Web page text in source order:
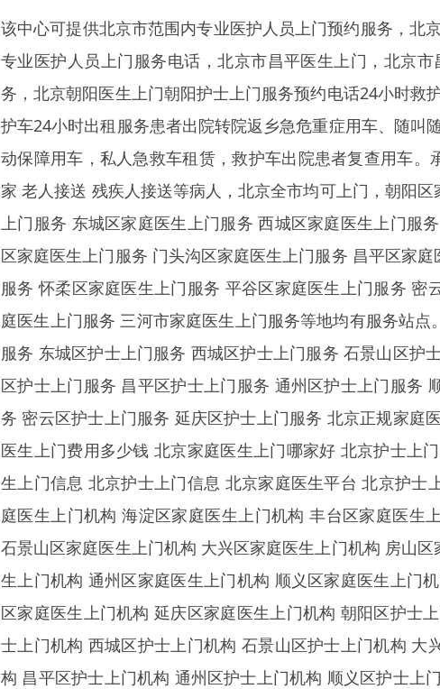
该中心可提供北京市范围内专业医护人员上门预约服务，北
专业医护人员上门服务电话，北京市昌平医生上门，北京
务，北京朝阳医生上门朝阳护士上门服务预约电话24小时
护车24小时出租服务患者出院转院返乡急危重症用车、随
动保障用车，私人急救车租赁，救护车出院患者复查用车
家 老人接送 残疾人接送等病人，北京全市均可上门，朝阳
上门服务 东城区家庭医生上门服务 西城区家庭医生上门服
区家庭医生上门服务 门头沟区家庭医生上门服务 昌平区家
服务 怀柔区家庭医生上门服务 平谷区家庭医生上门服务
庭医生上门服务 三河市家庭医生上门服务等地均有服务站
服务 东城区护士上门服务 西城区护士上门服务 石景山区
区护士上门服务 昌平区护士上门服务 通州区护士上门服务
务 密云区护士上门服务 延庆区护士上门服务 北京正规家庭
医生上门费用多少钱 北京家庭医生上门哪家好 北京护士上
生上门信息 北京护士上门信息 北京家庭医生平台 北京护
庭医生上门机构 海淀区家庭医生上门机构 丰台区家庭医生
石景山区家庭医生上门机构 大兴区家庭医生上门机构 房山
生上门机构 通州区家庭医生上门机构 顺义区家庭医生上门
区家庭医生上门机构 延庆区家庭医生上门机构 朝阳区护士
士上门机构 西城区护士上门机构 石景山区护士上门机构
构 昌平区护士上门机构 通州区护士上门机构 顺义区护士上